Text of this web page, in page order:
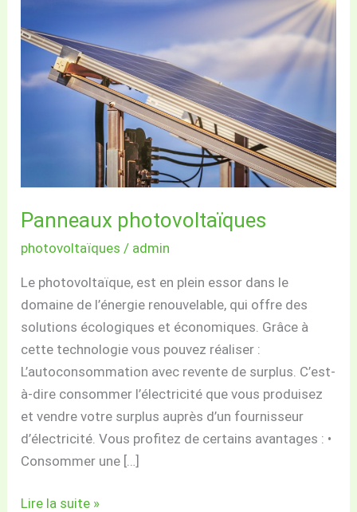
Panneaux photovoltaïques
photovoltaïques / admin
Le photovoltaïque, est en plein essor dans le
domaine de l’énergie renouvelable, qui offre des
solutions écologiques et économiques. Grâce à
cette technologie vous pouvez réaliser :
L’autoconsommation avec revente de surplus. C’est-
à-dire consommer l’électricité que vous produisez
et vendre votre surplus auprès d’un fournisseur
d’électricité. Vous profitez de certains avantages : •
Consommer une […]
Lire la suite »